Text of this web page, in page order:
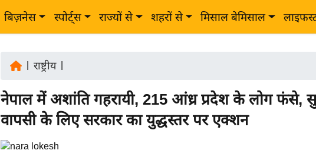
बिज़नेस स्पोर्ट्स राज्यों से शहरों से मिसाल बेमिसाल
राष्ट्रीय|
नेपाल में अशांति गहरायी, 215 आंध्र प्रदेश के लोग फंसे,
वापसी के लिए सरकार का युद्धस्तर पर एक्शन